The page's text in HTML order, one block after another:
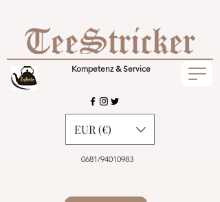
Kompetenz & Service
0681/94010983
EUR (€)